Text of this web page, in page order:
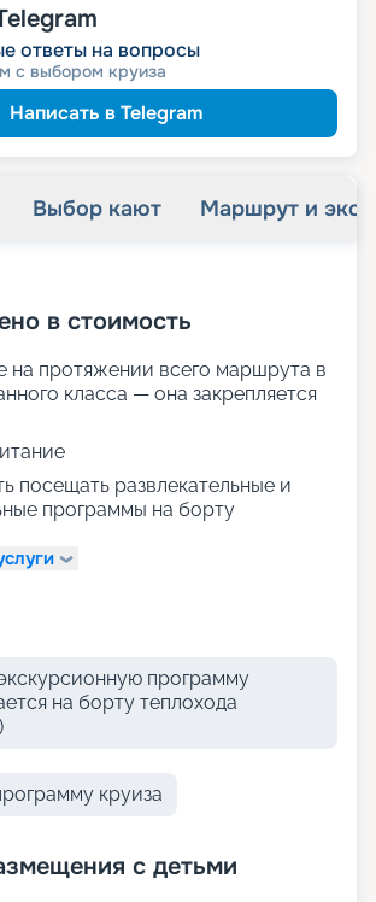
ответы на вопросы
с выбором круиза
Написать в Telegram
Выбор кают Маршрут и
в стоимость
на протяжении всего маршрута в
класса — она закрепляется
посещать развлекательные и
программы на борту
программу
на борту теплохода
круиза
с детьми